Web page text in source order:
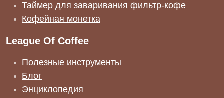
Таймер для заваривания фильтр-кофе
Кофейная монетка
League Of Coffee
Полезные инструменты
Блог
Энциклопедия